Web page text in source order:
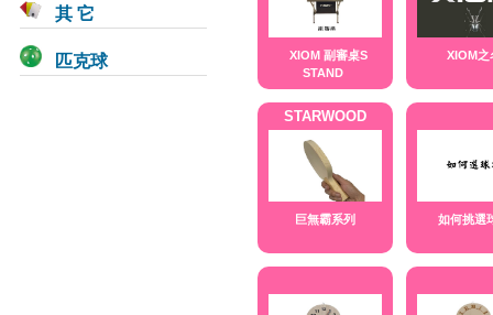
其 它
匹克球
XIOM 副審桌S
STAND
XIOM之
STARWOOD
巨無霸系列 如何挑選